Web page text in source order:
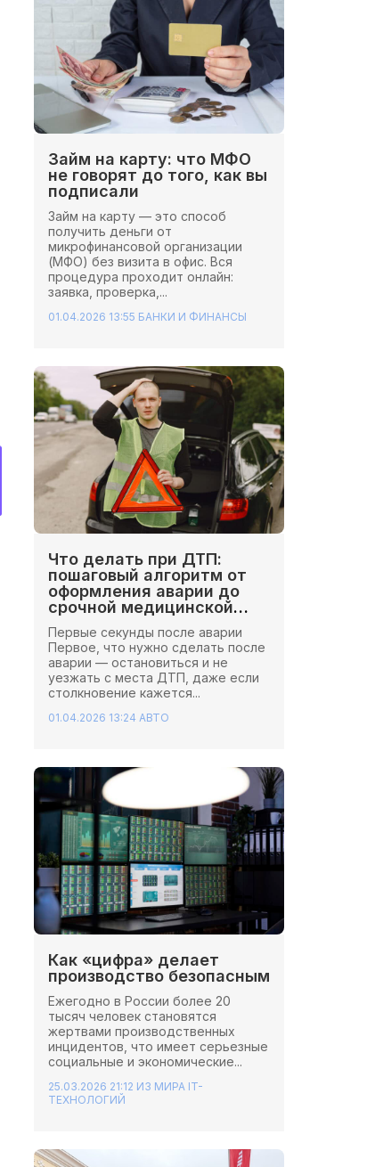
Займ на карту: что МФО
не говорят до того, как вы
подписали
Займ на карту — это способ
получить деньги от
микрофинансовой организации
(МФО) без визита в офис. Вся
процедура проходит онлайн:
заявка, проверка,...
01.04.2026 13:55 БАНКИ И ФИНАНСЫ
Что делать при ДТП:
пошаговый алгоритм от
оформления аварии до
срочной медицинской
помощи
Первые секунды после аварии
Первое, что нужно сделать после
аварии — остановиться и не
уезжать с места ДТП, даже если
столкновение кажется...
01.04.2026 13:24 АВТО
Как «цифра» делает
производство безопасным
Ежегодно в России более 20
тысяч человек становятся
жертвами производственных
инцидентов, что имеет серьезные
социальные и экономические...
25.03.2026 21:12 ИЗ МИРА IT-
ТЕХНОЛОГИЙ